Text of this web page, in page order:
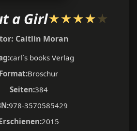
a Girl★★★★★
Caitlin Moran
carl`s books Verlag
Format:Broschur
Seiten:384
978-3570585429
2015